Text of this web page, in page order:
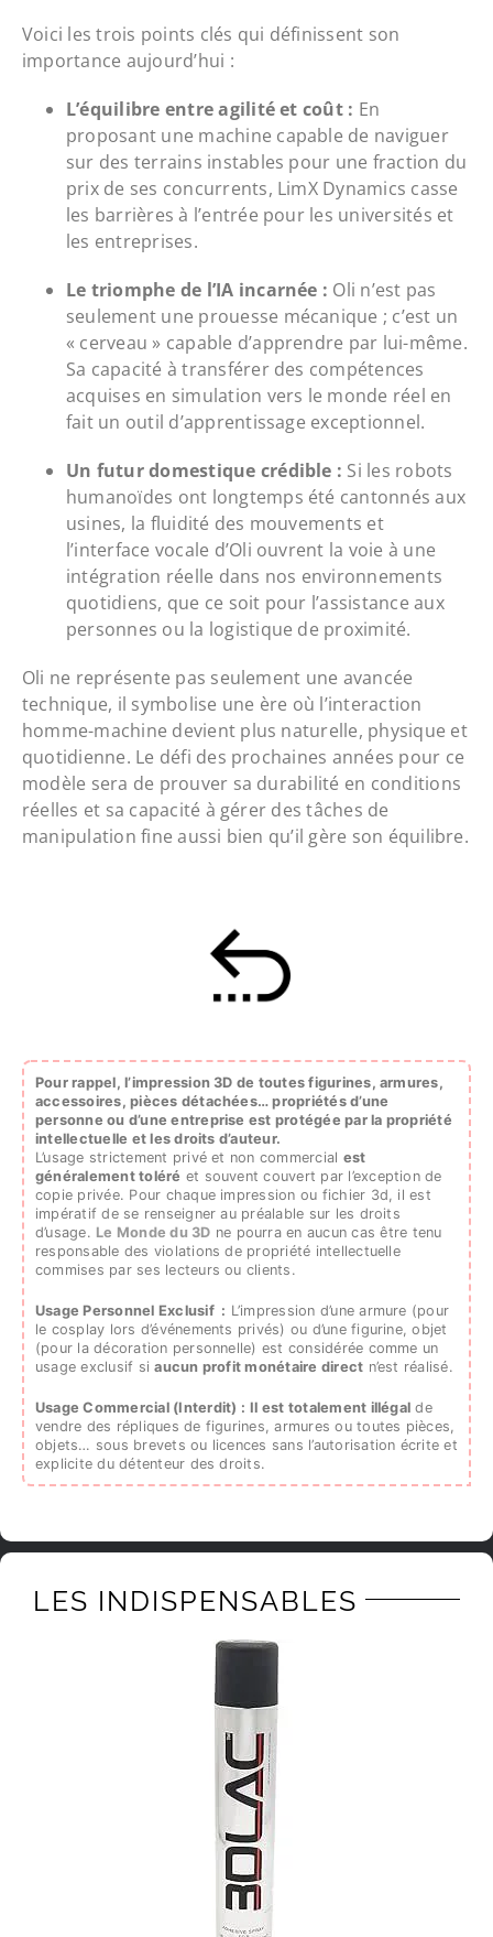
Voici les trois points clés qui définissent son
importance aujourd’hui :
L’équilibre entre agilité et coût : En
proposant une machine capable de naviguer
sur des terrains instables pour une fraction du
prix de ses concurrents, LimX Dynamics casse
les barrières à l’entrée pour les universités et
les entreprises.
Le triomphe de l’IA incarnée : Oli n’est pas
seulement une prouesse mécanique ; c’est un
« cerveau » capable d’apprendre par lui-même.
Sa capacité à transférer des compétences
acquises en simulation vers le monde réel en
fait un outil d’apprentissage exceptionnel.
Un futur domestique crédible : Si les robots
humanoïdes ont longtemps été cantonnés aux
usines, la fluidité des mouvements et
l’interface vocale d’Oli ouvrent la voie à une
intégration réelle dans nos environnements
quotidiens, que ce soit pour l’assistance aux
personnes ou la logistique de proximité.
Oli ne représente pas seulement une avancée
technique, il symbolise une ère où l’interaction
homme-machine devient plus naturelle, physique et
quotidienne. Le défi des prochaines années pour ce
modèle sera de prouver sa durabilité en conditions
réelles et sa capacité à gérer des tâches de
manipulation fine aussi bien qu’il gère son équilibre.
Pour rappel, l’impression 3D de toutes figurines, armures,
accessoires, pièces détachées…propriétés d’une
personne ou d’une entreprise est protégée par la propriété
intellectuelle et les droits d’auteur.
L’usage strictement privé et non commercial est
généralement toléré et souvent couvert par l’exception de
copie privée. Pour chaque impression ou fichier 3d, il est
impératif de se renseigner au préalable sur les droits
d’usage. Le Monde du 3D ne pourra en aucun cas être tenu
responsable des violations de propriété intellectuelle
commises par ses lecteurs ou clients.
Usage Personnel Exclusif : L’impression d’une armure (pour
le cosplay lors d’événements privés) ou d’une figurine, objet
(pour la décoration personnelle) est considérée comme un
usage exclusif siaucun profit monétaire direct n’est réalisé.
Usage Commercial (Interdit) : Il est totalement illégal de
vendre des répliques de figurines, armures ou toutes pièces,
objets… sous brevets ou licences sans l’autorisation écrite et
explicite du détenteur des droits.
LES INDISPENSABLES